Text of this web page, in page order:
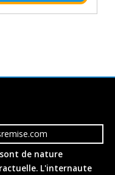
de nature
L'internaute